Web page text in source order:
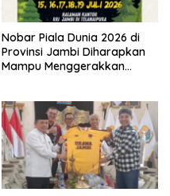
Nobar Piala Dunia 2026 di
Provinsi Jambi Diharapkan
Mampu Menggerakkan